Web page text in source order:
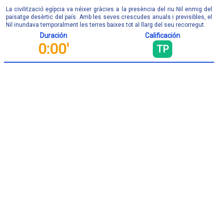
La civilització egípcia va néixer gràcies a la presència del riu Nil enmig del
paisatge desèrtic del país. Amb les seves crescudes anuals i previsibles, el
Nil inundava temporalment les terres baixes tot al llarg del seu recorregut.
Duración
0:00'
Calificación
TP